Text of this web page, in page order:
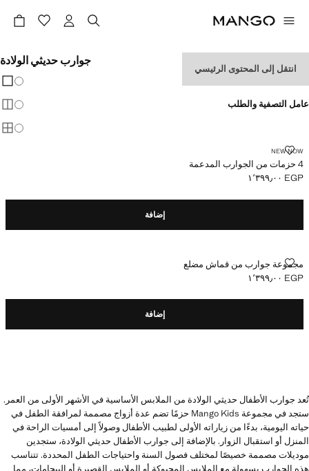
انتقل إلى المحتوى الرئيسي
جوارب حديثي الولادة
عامل التصفية والطلب
NEW NOW
4 حزمات من الجوارب المدعمة
4 حزمات من الجوارب المدعمة
السعر الحالي [EGP ١٬٣٩٩٫٠٠ ]
EGP ١٬٣٩٩٫٠٠
إضافة
مجموعة جوارب من قماش مضلع
مجموعة جوارب من قماش مضلع
السعر الحالي [EGP ١٬٣٩٩٫٠٠ ]
EGP ١٬٣٩٩٫٠٠
إضافة
تُعد جوارب الأطفال حديثي الولادة من الملابس الأساسية في الأشهر الأولى من العمر.
ستجد في مجموعة Mango Kids حزمًا تضم عدة أزواج مصممة لمرافقة الطفل في
حياته اليومية، بدءًا من زياراته الأولى لطبيب الأطفال وصولاً إلى أمسيات الراحة في
المنزل أو استقبال الزوار. بالإضافة إلى جوارب الأطفال حديثي الولادة، ستجدين
موديلات مصممة خصيصًا لمختلف فصول السنة واحتياجات الطفل المحددة. تتناسب
هذه الجوارب بسهولة مع الملابس المحبوكة أو الملابس القصيرة أو البيجامات، مما